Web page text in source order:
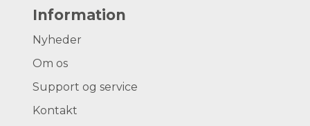
Information
Nyheder
Om os
Support og service
Kontakt